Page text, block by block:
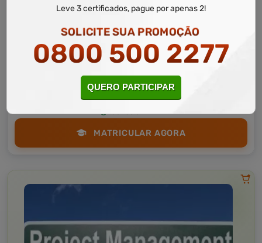
Administração 10 a 60 horas
Princípios da Montagem de Projetos
MATRICULAR AGORA
Leve 3 certificados, pague por apenas 2!
SOLICITE SUA PROMOÇÃO
0800 500 2277
QUERO PARTICIPAR